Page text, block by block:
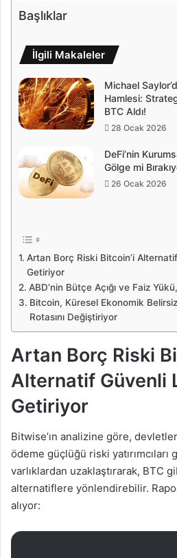
Başlıklar
İlgili Makaleler
Michael
Hamlesi:
BTC Aldı!
28 Ocak 2026
DeFi’nin
Gölge mi
26 Ocak 2026
Artan Borç Riski Bitcoin’i
Getiriyor
ABD’nin Bütçe Açığı ve Faiz
Bitcoin, Küresel Ekonomik
Rotasını Değiştiriyor
Artan Borç Riski
Alternatif Güvenli
Getiriyor
Bitwise’ın analizine göre,
ödeme güçlüğü riski
varlıklardan uzaklaştırarak, BTC
alternatiflere yönlendirebilir.
alıyor: